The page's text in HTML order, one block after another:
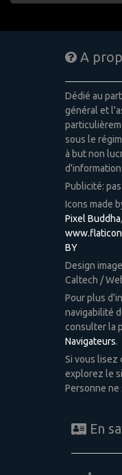
A
Dédié au
général et
sous le
à but non
Publicité:
Icons made
Pixel Buddha,
BY
Design
Caltech /
Pour plus
navigabilité
consulter la
Navigateurs.
Si vous lisez
explorez le
Personne ne
En